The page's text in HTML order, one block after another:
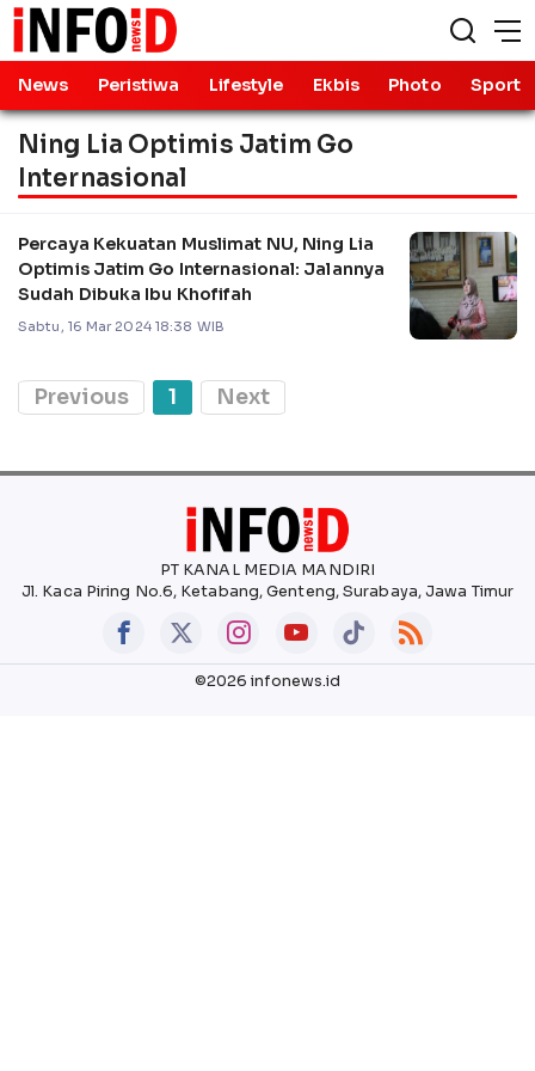
News Peristiwa Lifestyle Ekbis Photo Sport
Ning Lia Optimis Jatim Go
Internasional
Percaya Kekuatan Muslimat NU, Ning Lia
Optimis Jatim Go Internasional: Jalannya
Sudah Dibuka Ibu Khofifah
Sabtu, 16 Mar 2024 18:38 WIB
Previous 1 Next
PT KANAL MEDIA MANDIRI
Jl. Kaca Piring No.6, Ketabang, Genteng, Surabaya, Jawa Timur
©2026 infonews.id